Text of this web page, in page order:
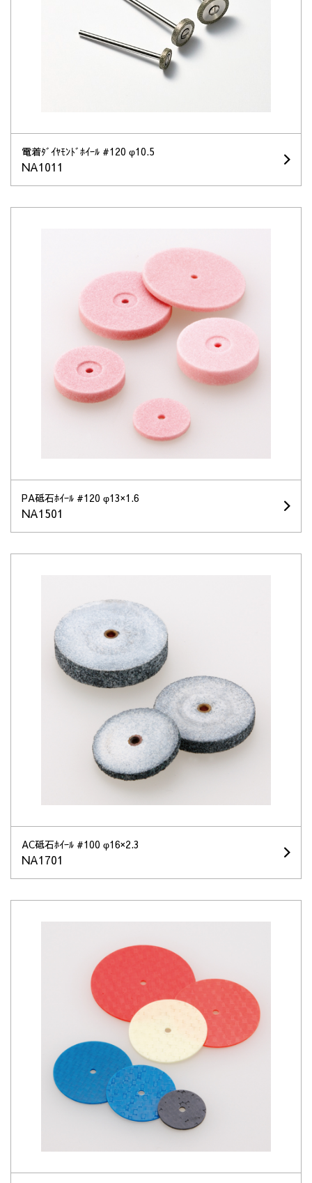
電着ﾀﾞｲﾔﾓﾝﾄﾞﾎｲｰﾙ #120 φ10.5
NA1011
PA砥石ﾎｲｰﾙ #120 φ13×1.6
NA1501
AC砥石ﾎｲｰﾙ #100 φ16×2.3
NA1701